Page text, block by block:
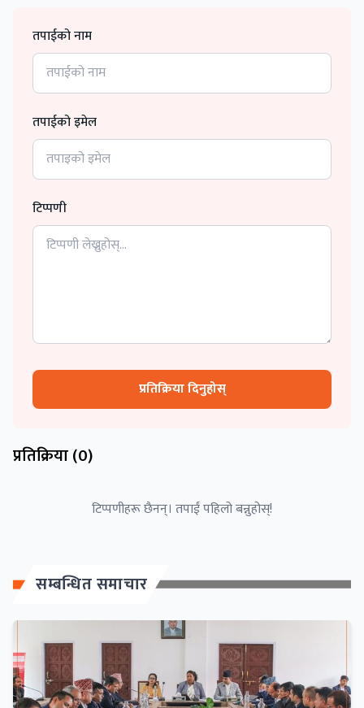
तपाईको नाम
तपाईको इमेल
टिप्पणी
प्रतिक्रिया दिनुहोस्
प्रतिक्रिया (0)
टिप्पणीहरू छैनन्। तपाईं पहिलो बन्नुहोस्!
सम्बन्धित समाचार